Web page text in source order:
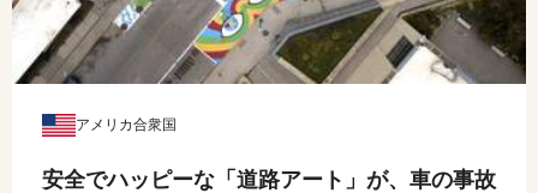
アメリカ合衆国
安全でハッピーな「道路アート」が、車の事故